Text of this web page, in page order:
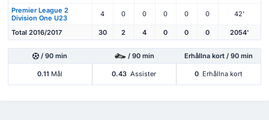
Premier League 2
Division One U23
4 0 0 0 0 0 42'
Total 2016/2017 30 2 4 0 0 0 2054'
/ 90 min / 90 min Erhållna kort / 90 min
0.11 Mål 0.43 Assister 0 Erhållna kort